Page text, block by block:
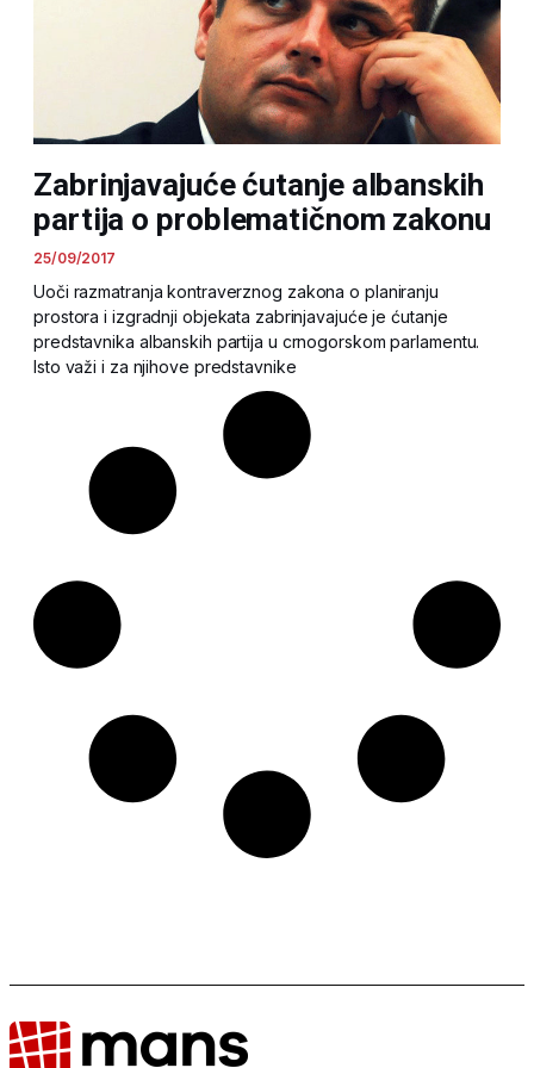
Zabrinjavajuće ćutanje albanskih
partija o problematičnom zakonu
25/09/2017
Uoči razmatranja kontraverznog zakona o planiranju
prostora i izgradnji objekata zabrinjavajuće je ćutanje
predstavnika albanskih partija u crnogorskom parlamentu.
Isto važi i za njihove predstavnike